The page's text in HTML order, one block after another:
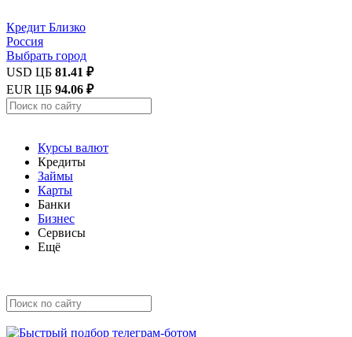
Кредит Близко
Россия
Выбрать город
USD ЦБ 81.41 ₽
EUR ЦБ 94.06 ₽
Курсы валют
Кредиты
Займы
Карты
Банки
Бизнес
Сервисы
Ещё